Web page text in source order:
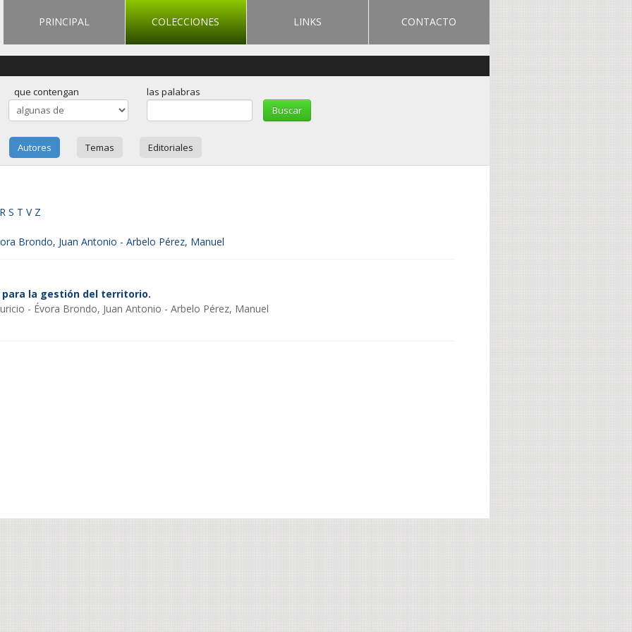
PRINCIPAL COLECCIONES LINKS CONTACTO
que contengan las palabras
Autores Temas Editoriales
R S T V Z
Brondo, Juan Antonio - Arbelo Pérez, Manuel
la gestión del territorio.
- Évora Brondo, Juan Antonio - Arbelo Pérez, Manuel